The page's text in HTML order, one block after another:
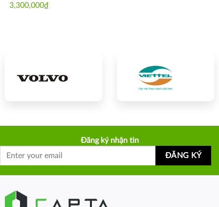
3,300,000₫
Đăng ký nhận tin